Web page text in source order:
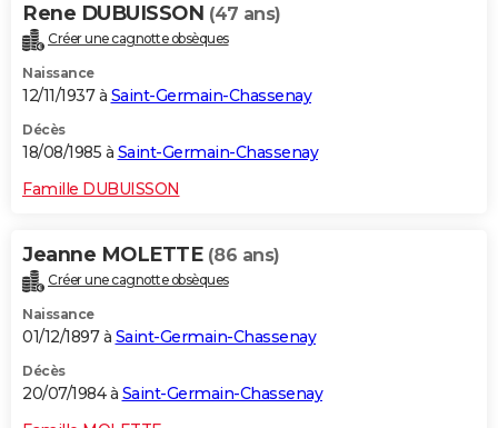
Rene DUBUISSON (47 ans)
Créer une cagnotte obsèques
Naissance
12/11/1937 à Saint-Germain-Chassenay
Décès
18/08/1985 à Saint-Germain-Chassenay
Famille DUBUISSON
Jeanne MOLETTE (86 ans)
Créer une cagnotte obsèques
Naissance
01/12/1897 à Saint-Germain-Chassenay
Décès
20/07/1984 à Saint-Germain-Chassenay